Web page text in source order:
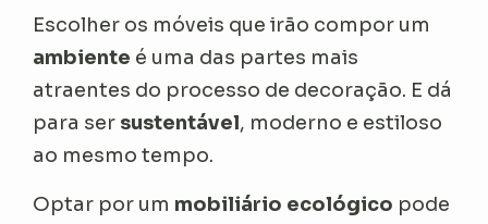
Escolher os móveis que irão compor um
ambiente é uma das partes mais
atraentes do processo de decoração. E dá
para ser sustentável, moderno e estiloso
ao mesmo tempo.
Optar por um mobiliário ecológico pode